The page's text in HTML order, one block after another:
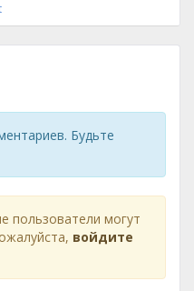
Будьте
пользователи могут
войдите